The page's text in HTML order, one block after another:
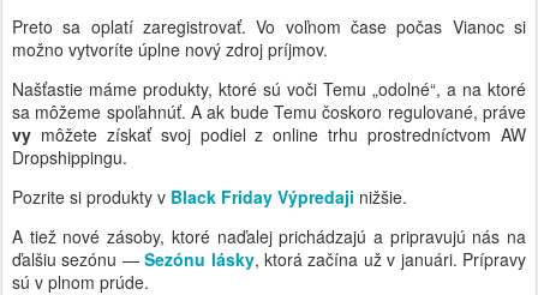
Preto sa oplatí zaregistrovať. Vo voľnom čase počas Vianoc si
možno vytvoríte úplne nový zdroj príjmov.
Našťastie máme produkty, ktoré sú voči Temu „odolné“, a na ktoré
sa môžeme spoľahnúť. A ak bude Temu čoskoro regulované, práve
vy môžete získať svoj podiel z online trhu prostredníctvom AW
Dropshippingu.
Pozrite si produkty v Black Friday Výpredaji nižšie.
A tiež nové zásoby, ktoré naďalej prichádzajú a pripravujú nás na
ďalšiu sezónu — Sezónu lásky, ktorá začína už v januári. Prípravy
sú v plnom prúde.